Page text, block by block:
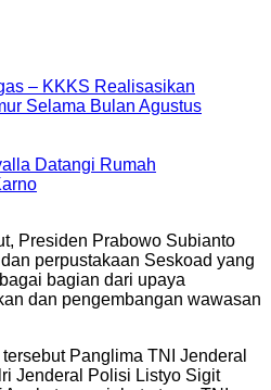
– KKKS Realisasikan
Selama Bulan Agustus
Datangi Rumah
Presiden Prabowo Subianto
perpustakaan Seskoad yang
bagian dari upaya
dan pengembangan wawasan
Panglima TNI Jenderal
Jenderal Polisi Listyo Sigit